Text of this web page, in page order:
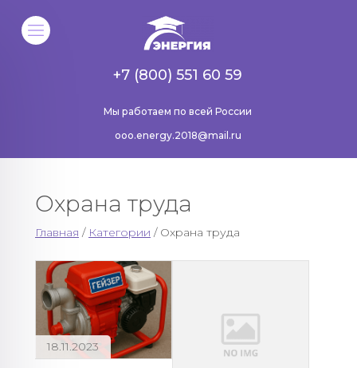
Мы работаем по всей России
+7 (800) 551 60 59
ooo.energy.2018@mail.ru
Охрана труда
Главная / Категории / Охрана труда
18.11.2023